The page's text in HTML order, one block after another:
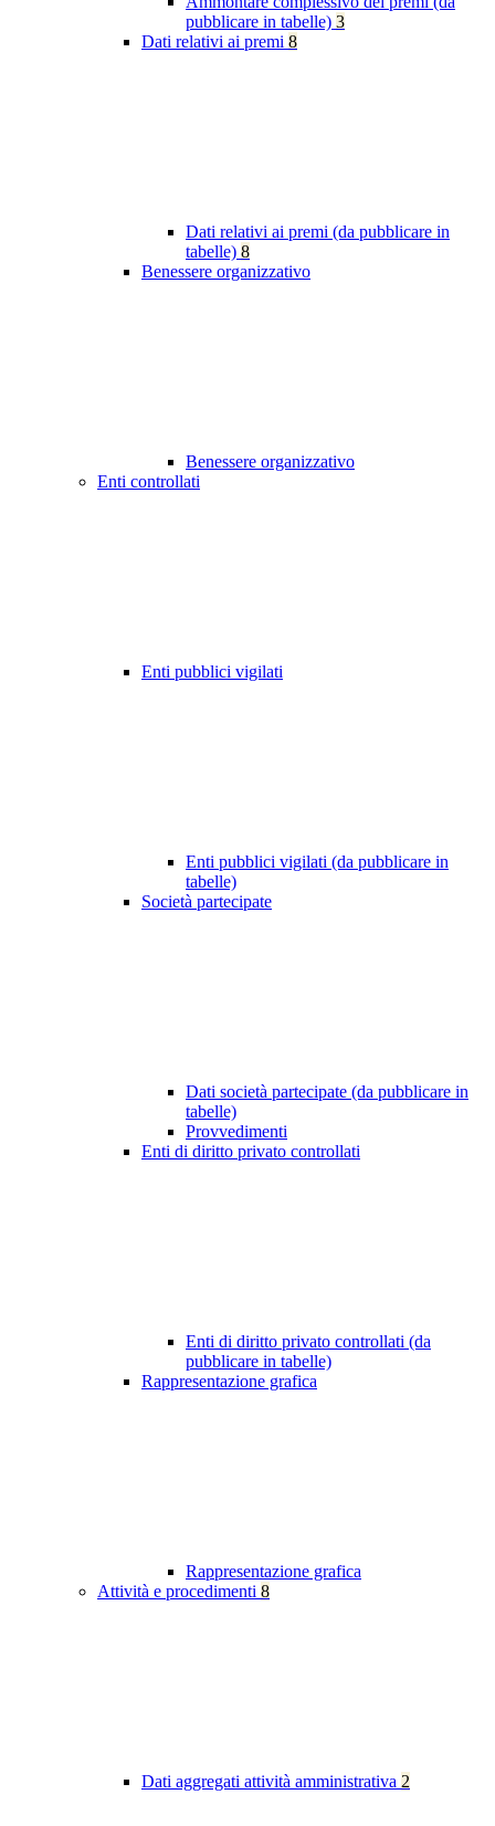
pubblicare in tabelle) 3
Dati relativi ai premi 8
Dati relativi ai premi (da pubblicare in
tabelle) 8
Benessere organizzativo
Benessere organizzativo
Enti controllati
Enti pubblici vigilati
Enti pubblici vigilati (da pubblicare in
tabelle)
Società partecipate
Dati società partecipate (da pubblicare in
tabelle)
Provvedimenti
Enti di diritto privato controllati
Enti di diritto privato controllati (da
pubblicare in tabelle)
Rappresentazione grafica
Rappresentazione grafica
Attività e procedimenti 8
Dati aggregati attività amministrativa 2